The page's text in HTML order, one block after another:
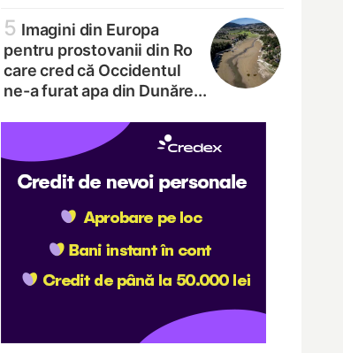
5 Imagini din Europa
pentru prostovanii din Ro
care cred că Occidentul
ne-a furat apa din Dunăre...